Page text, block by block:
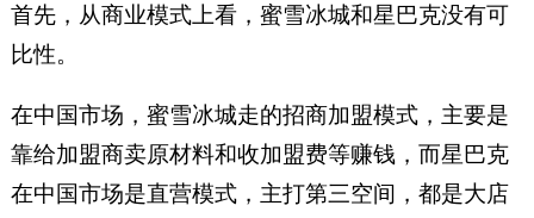
首先，从商业模式上看，蜜雪冰城和星巴克没有可
比性。
在中国市场，蜜雪冰城走的招商加盟模式，主要是
靠给加盟商卖原材料和收加盟费等赚钱，而星巴克
在中国市场是直营模式，主打第三空间，都是大店